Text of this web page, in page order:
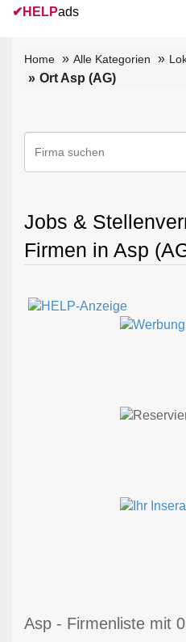
✔ HELPads
Home Alle Kategorien
Ort Asp (AG)
Jobs &
Firmen in Asp
Asp - Firmenliste mit